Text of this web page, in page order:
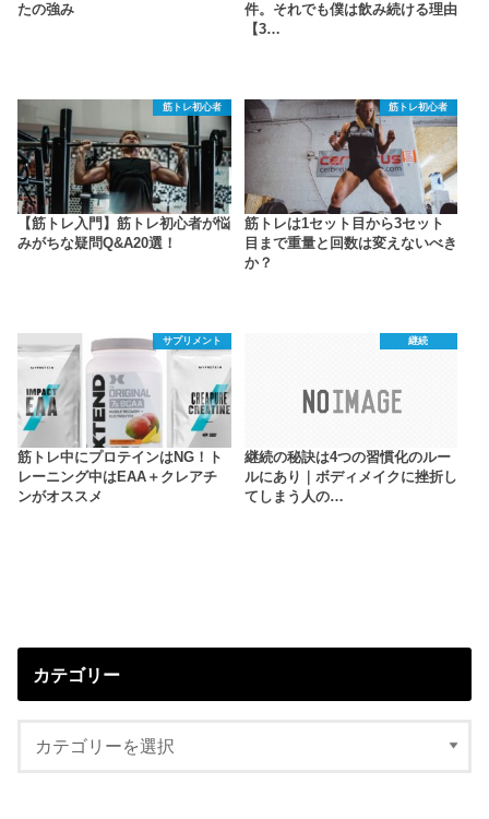
たの強み
件。それでも僕は飲み続ける理由
【3…
筋トレ初心者
【筋トレ入門】筋トレ初心者が悩
みがちな疑問Q&A20選！
筋トレ初心者
筋トレは1セット目から3セット
目まで重量と回数は変えないべき
か？
サプリメント
筋トレ中にプロテインはNG！ト
レーニング中はEAA＋クレアチ
ンがオススメ
継続
継続の秘訣は4つの習慣化のルー
ルにあり｜ボディメイクに挫折し
てしまう人の…
カテゴリー